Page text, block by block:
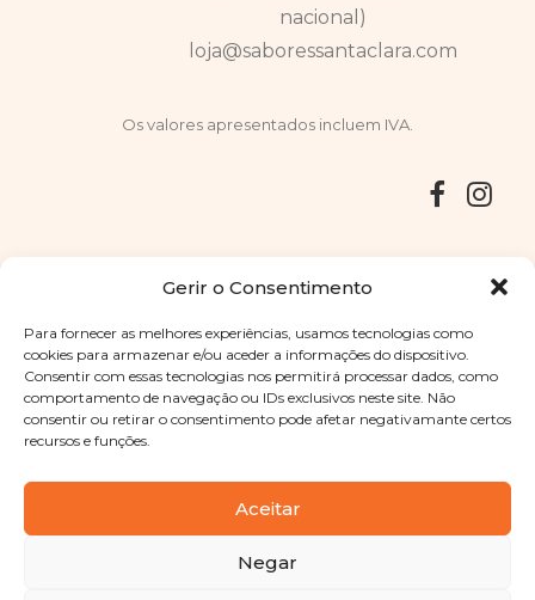
Gerir o Consentimento
Para fornecer as melhores experiências, usamos tecnologias como
cookies para armazenar e/ou aceder a informações do dispositivo.
Consentir com essas tecnologias nos permitirá processar dados, como
comportamento de navegação ou IDs exclusivos neste site. Não
consentir ou retirar o consentimento pode afetar negativamante certos
recursos e funções.
Aceitar
Negar
nacional)
loja@saboressantaclara.com
Os valores apresentados incluem IVA.
Copyright © 2025 Sabores Santa Clara
. Todos os direitos
reservadosPolítica de Privacidade |Termos e condições
Designed byShift Your Branding Agency